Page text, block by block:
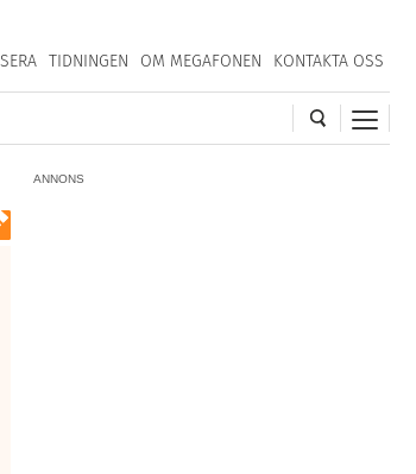
TIDNINGEN OM MEGAFONEN KONTAKTA OSS
ANNONS